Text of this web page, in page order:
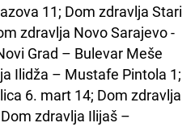
11; Dom zdravlja Stari
zdravlja Novo Sarajevo -
Grad – Bulevar Meše
Ilidža – Mustafe Pintola 1;
6. mart 14; Dom zdravlja
zdravlja Ilijaš –